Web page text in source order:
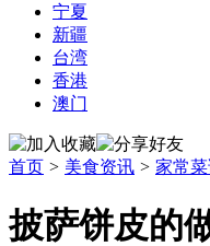
宁夏
新疆
台湾
香港
澳门
首页 > 美食资讯 > 家常
披萨饼皮的